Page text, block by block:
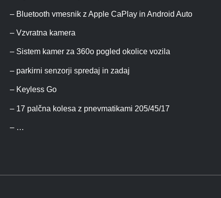
– Bluetooth vmesnik z Apple CaPlay in Android Auto
– Vzvratna kamera
– Sistem kamer za 360o pogled okolice vozila
– parkirni senzorji spredaj in zadaj
– Keyless Go
– 17 palčna kolesa z pnevmatikami 205/45/17
– …